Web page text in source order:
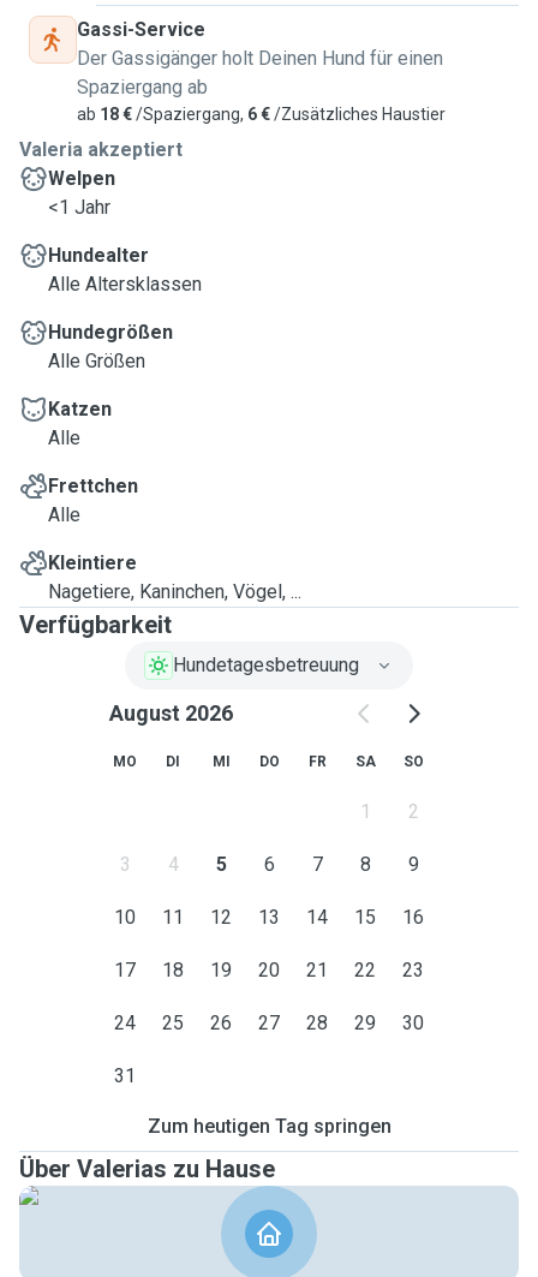
Gassi-Service
Der Gassigänger holt Deinen Hund für einen
Spaziergang ab
ab 18 €/Spaziergang, 6 €/Zusätzliches Haustier
Valeria akzeptiert
Welpen
<1 Jahr
Hundealter
Alle Altersklassen
Hundegrößen
Alle Größen
Katzen
Alle
Frettchen
Alle
Kleintiere
Nagetiere, Kaninchen, Vögel, ...
Verfügbarkeit
Hundetagesbetreuung
August 2026
MO DI MI DO FR SA SO
1 2
3 4 5 6 7 8 9
10 11 12 13 14 15 16
17 18 19 20 21 22 23
24 25 26 27 28 29 30
31
Zum heutigen Tag springen
Über Valerias zu Hause